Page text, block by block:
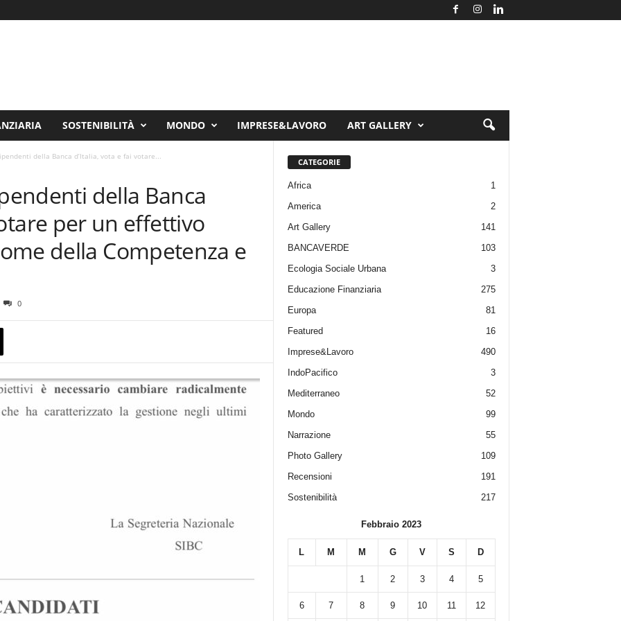
SOSTENIBILITÀ MONDO IMPRESE&LAVORO ART GALLERY
della Banca d’Italia, vota e fai votare...
della Banca
per un effettivo
della Competenza e
0
CATEGORIE
Africa
1
America
2
Art Gallery
141
BANCAVERDE
103
Ecologia Sociale Urbana
3
Educazione Finanziaria
275
Europa
81
Featured
16
Imprese&Lavoro
490
IndoPacifico
3
Mediterraneo
52
Mondo
99
Narrazione
55
Photo Gallery
109
Recensioni
191
Sostenibilità
217
Febbraio 2023
L M M G V S D
1 2 3 4 5
6 7 8 9 10 11 12